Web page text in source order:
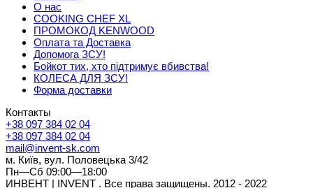
О нас
COOKING CHEF XL
ПРОМОКОД KENWOOD
Оплата та Доставка
Допомога ЗСУ!
Бойкот тих, хто підтримує вбивства!
КОЛЕСА ДЛЯ ЗСУ!
Форма доставки
Контакты
+38 097 384 02 04
+38 097 384 02 04
mail@invent-sk.com
м. Київ, вул. Половецька 3/42
Пн—Сб 09:00—18:00
ИНВЕНТ | INVENT . Все права защищены. 2012 - 2022